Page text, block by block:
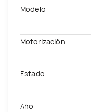
Modelo
Motorización
Estado
Año